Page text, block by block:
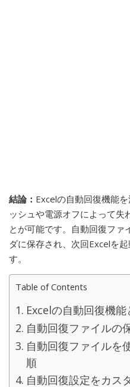
結論： Excelの自動回復機能
ッシュや電源オフによって失
とが可能です。自動回復ファ
ダに保存され、次回Excelを
す。
Table of Contents
Excelの自動回復機能
自動回復ファイルの
自動回復ファイルを
順
自動回復設定をカス